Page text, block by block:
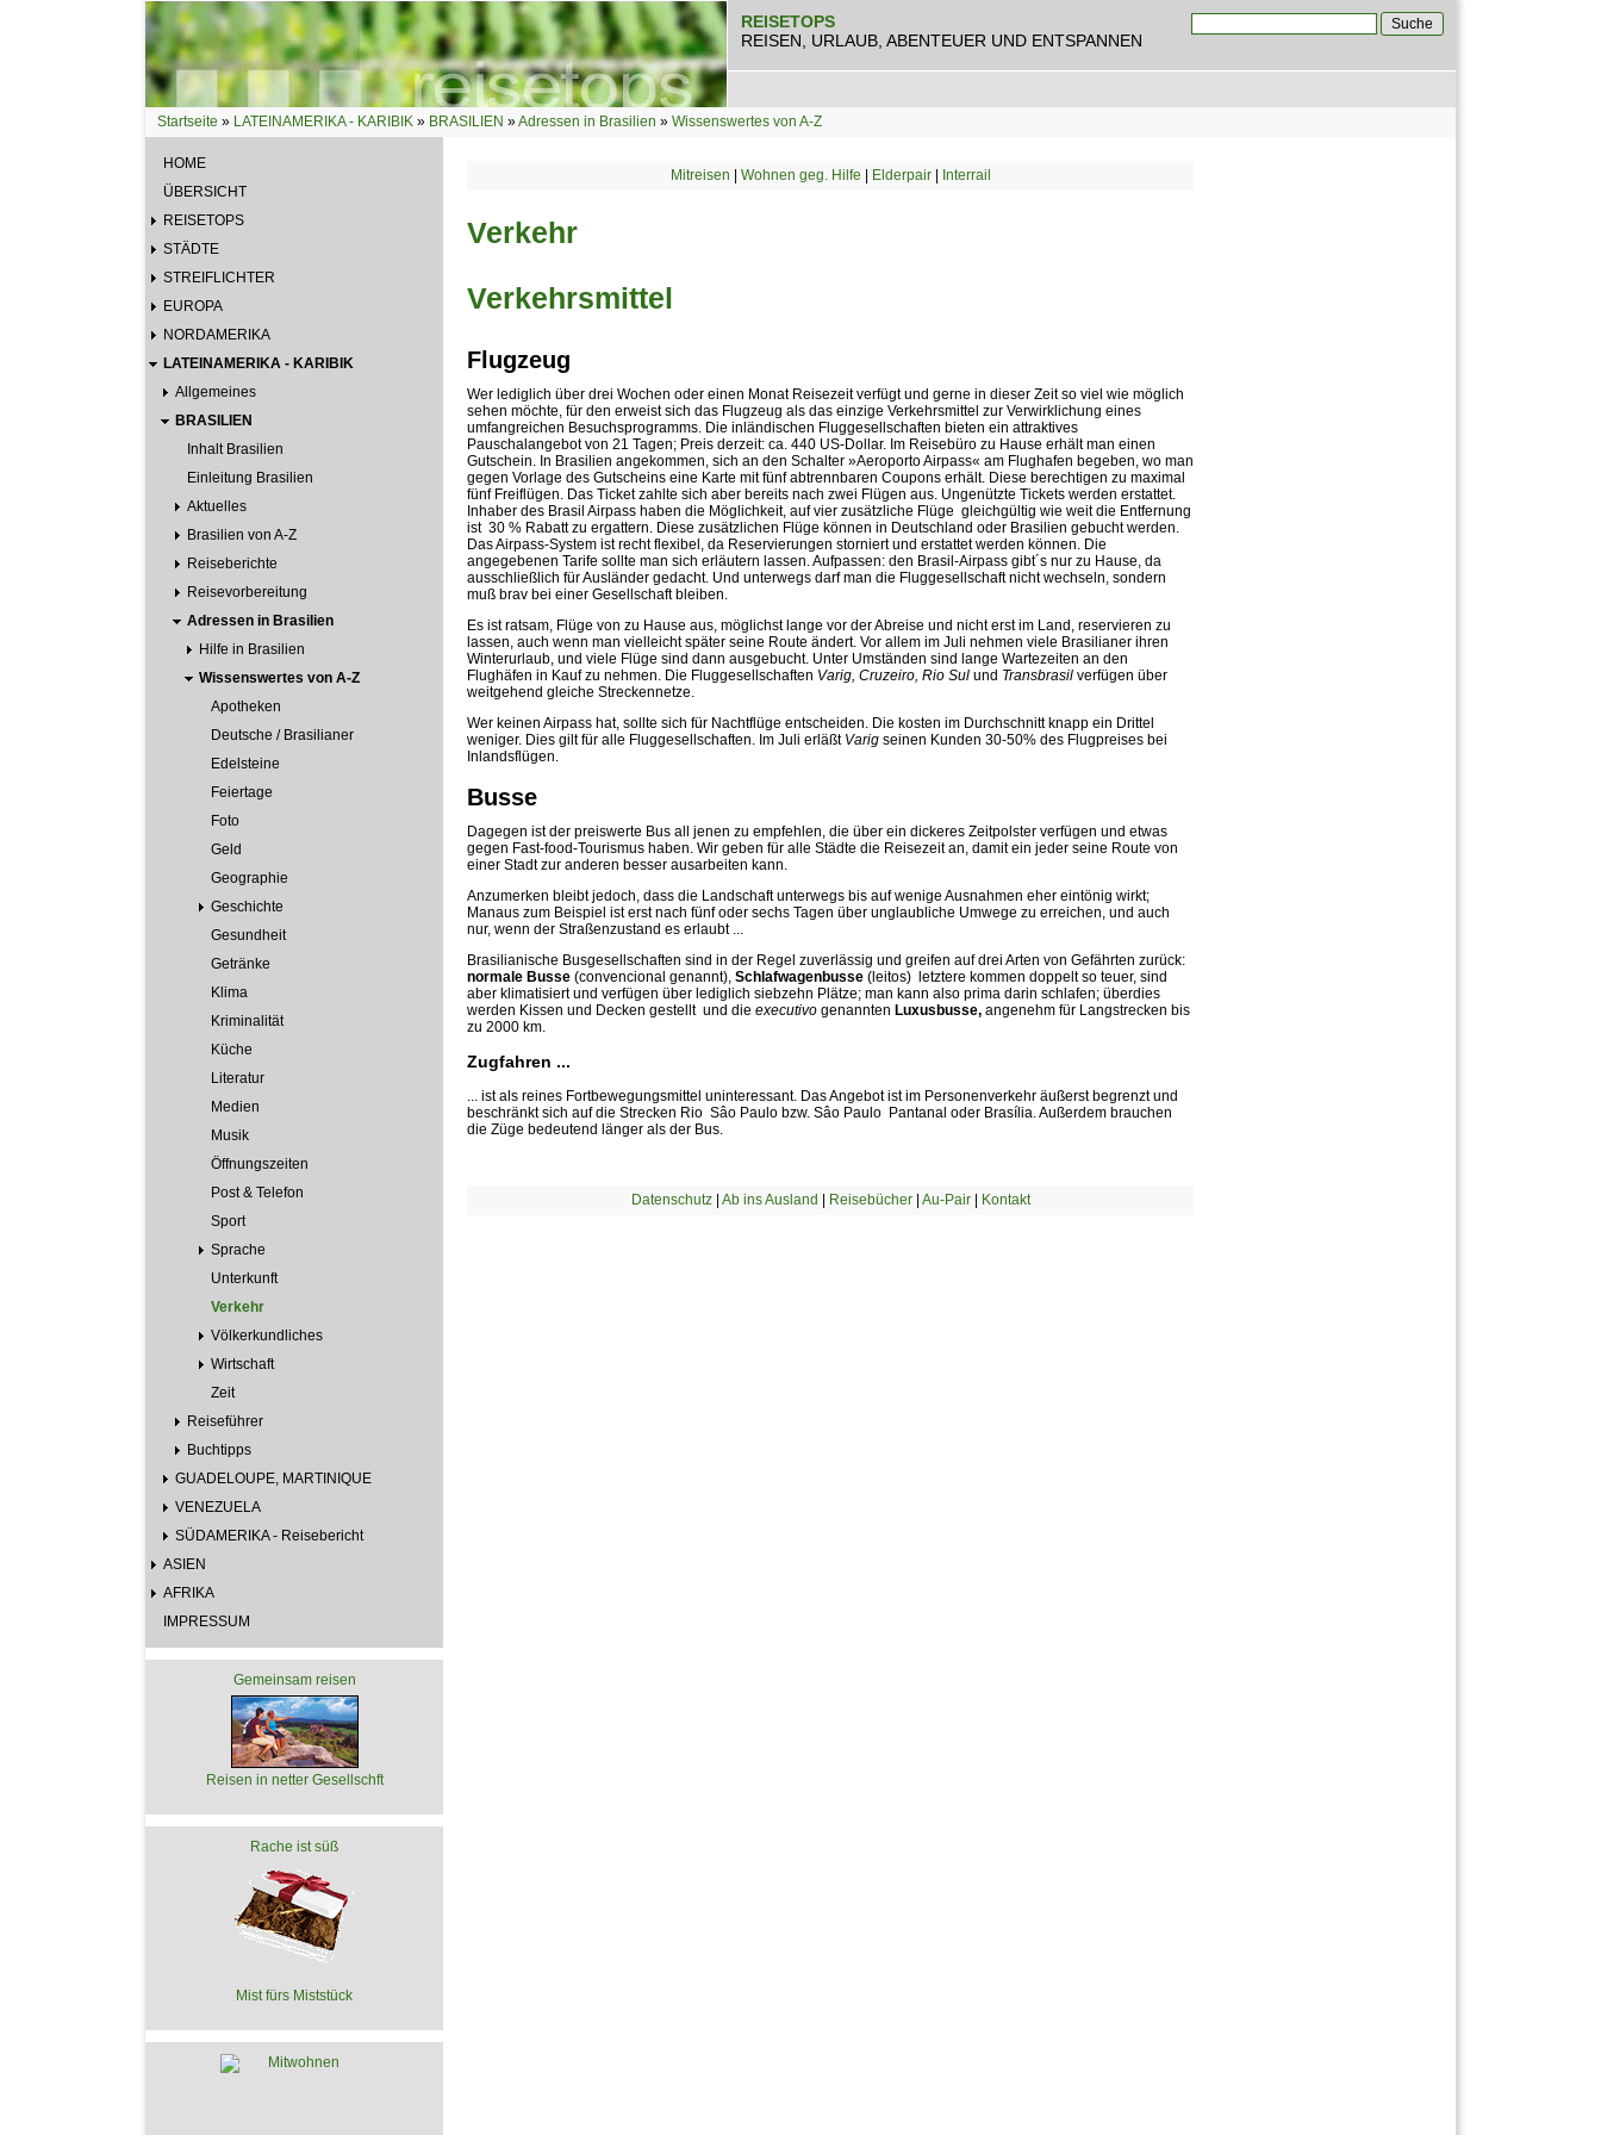
REISETOPS
REISEN, URLAUB, ABENTEUER UND ENTSPANNEN
Sie sind hier
Startseite » LATEINAMERIKA - KARIBIK » BRASILIEN »Adressen in Brasilien » Wissenswertes von A-Z
HOME
ÜBERSICHT
REISETOPS
STÄDTE
STREIFLICHTER
EUROPA
NORDAMERIKA
LATEINAMERIKA - KARIBIK
Allgemeines
BRASILIEN
Inhalt Brasilien
Einleitung Brasilien
Aktuelles
Brasilien von A-Z
Reiseberichte
Reisevorbereitung
Adressen in Brasilien
Hilfe in Brasilien
Wissenswertes von A-Z
Apotheken
Deutsche / Brasilianer
Edelsteine
Feiertage
Foto
Geld
Geographie
Geschichte
Gesundheit
Getränke
Klima
Kriminalität
Küche
Literatur
Medien
Musik
Öffnungszeiten
Post & Telefon
Sport
Sprache
Unterkunft
Verkehr
Völkerkundliches
Wirtschaft
Zeit
Reiseführer
Buchtipps
GUADELOUPE, MARTINIQUE
VENEZUELA
SÜDAMERIKA - Reisebericht
ASIEN
AFRIKA
IMPRESSUM
Gemeinsam reisen
Reisen in netter Gesellschft
Rache ist süß
Mist fürs Miststück
Mitreisen Wohnen geg. Hilfe Elderpair| Interrail
Verkehr
Verkehrsmittel
Flugzeug
Wer lediglich über drei Wochen oder einen Monat Reisezeit verfügt und gerne in dieser Zeit so viel wie möglich
sehen möchte, für den erweist sich das Flugzeug als das einzige Verkehrsmittel zur Verwirklichung eines
umfangreichen Besuchsprogramms. Die inländischen Fluggesellschaften bieten ein attraktives
Pauschalangebot von 21 Tagen; Preis derzeit: ca. 440 US-Dollar. Im Reisebüro zu Hause erhält man einen
Gutschein. In Brasilien angekommen, sich an den Schalter »Aeroporto Airpass« am Flughafen begeben, wo man
gegen Vorlage des Gutscheins eine Karte mit fünf abtrennbaren Coupons erhält. Diese berechtigen zu maximal
fünf Freiflügen. Das Ticket zahlte sich aber bereits nach zwei Flügen aus. Ungenützte Tickets werden erstattet.
Inhaber des Brasil Airpass haben die Möglichkeit, auf vier zusätzliche Flüge  gleichgültig wie weit die Entfernung
ist  30 % Rabatt zu ergattern. Diese zusätzlichen Flüge können in Deutschland oder Brasilien gebucht werden.
Das Airpass-System ist recht flexibel, da Reservierungen storniert und erstattet werden können. Die
angegebenen Tarife sollte man sich erläutern lassen. Aufpassen: den Brasil-Airpass gibt´s nur zu Hause, da
ausschließlich für Ausländer gedacht. Und unterwegs darf man die Fluggesellschaft nicht wechseln, sondern
muß brav bei einer Gesellschaft bleiben.
Es ist ratsam, Flüge von zu Hause aus, möglichst lange vor der Abreise und nicht erst im Land, reservieren zu
lassen, auch wenn man vielleicht später seine Route ändert. Vor allem im Juli nehmen viele Brasilianer ihren
Winterurlaub, und viele Flüge sind dann ausgebucht. Unter Umständen sind lange Wartezeiten an den
Flughäfen in Kauf zu nehmen. Die Fluggesellschaften Varig, Cruzeiro, Rio Sul und Transbrasil verfügen über
weitgehend gleiche Streckennetze.
Wer keinen Airpass hat, sollte sich für Nachtflüge entscheiden. Die kosten im Durchschnitt knapp ein Drittel
weniger. Dies gilt für alle Fluggesellschaften. Im Juli erläßt Varig seinen Kunden 30-50% des Flugpreises bei
Inlandsflügen.
Busse
Dagegen ist der preiswerte Bus all jenen zu empfehlen, die über ein dickeres Zeitpolster verfügen und etwas
gegen Fast-food-Tourismus haben. Wir geben für alle Städte die Reisezeit an, damit ein jeder seine Route von
einer Stadt zur anderen besser ausarbeiten kann.
Anzumerken bleibt jedoch, dass die Landschaft unterwegs bis auf wenige Ausnahmen eher eintönig wirkt;
Manaus zum Beispiel ist erst nach fünf oder sechs Tagen über unglaubliche Umwege zu erreichen, und auch
nur, wenn der Straßenzustand es erlaubt ...
Brasilianische Busgesellschaften sind in der Regel zuverlässig und greifen auf drei Arten von Gefährten zurück:
normale Busse (convencional genannt), Schlafwagenbusse (leitos)  letztere kommen doppelt so teuer, sind
aber klimatisiert und verfügen über lediglich siebzehn Plätze; man kann also prima darin schlafen; überdies
werden Kissen und Decken gestellt  und die executivo genannten Luxusbusse, angenehm für Langstrecken bis
zu 2000 km.
Zugfahren ...
... ist als reines Fortbewegungsmittel uninteressant. Das Angebot ist im Personenverkehr äußerst begrenzt und
beschränkt sich auf die Strecken Rio  Sâo Paulo bzw. Sâo Paulo  Pantanal oder Brasília. Außerdem brauchen
die Züge bedeutend länger als der Bus.
Datenschutz| Ab ins Ausland Reisebücher| Au-Pair| Kontakt